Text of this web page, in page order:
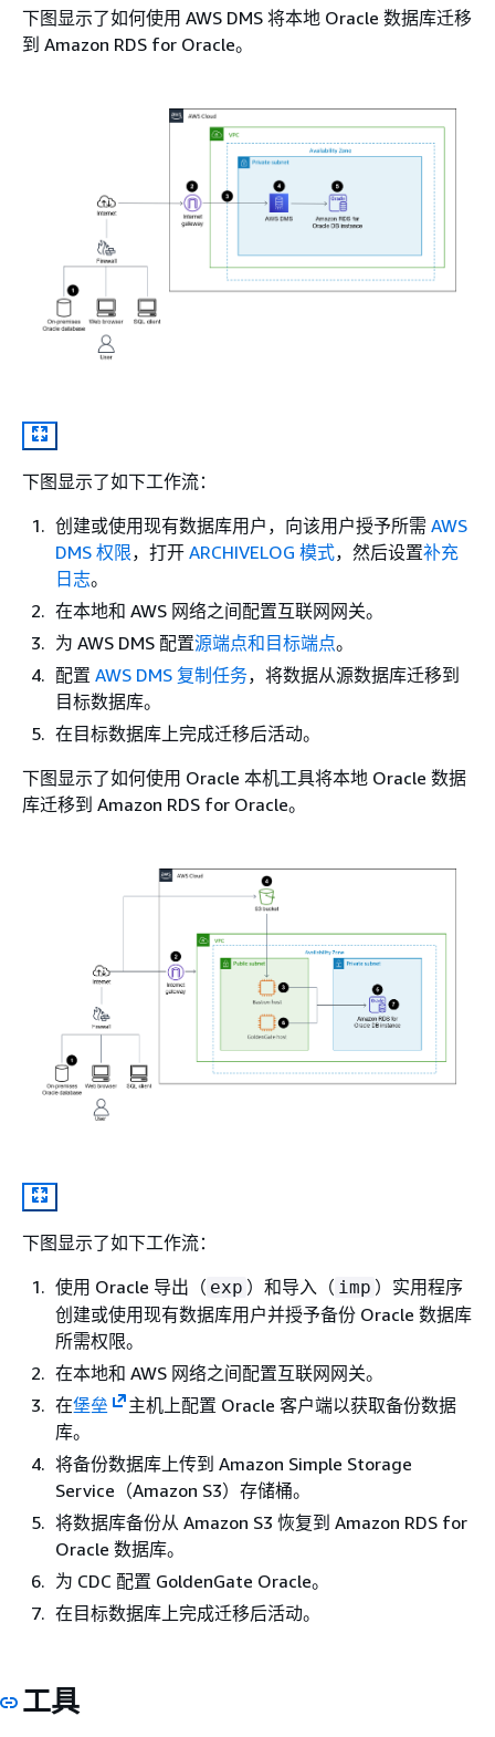
下图显示了如何使用 AWS DMS 将本地 Oracle 数据库迁移
到 Amazon RDS for Oracle。
下图显示了如下工作流：
创建或使用现有数据库用户，向该用户授予所需 AWS
DMS 权限，打开 ARCHIVELOG 模式，然后设置补充
日志。
在本地和 AWS 网络之间配置互联网网关。
为 AWS DMS 配置源端点和目标端点。
配置 AWS DMS 复制任务，将数据从源数据库迁移到
目标数据库。
在目标数据库上完成迁移后活动。
下图显示了如何使用 Oracle 本机工具将本地 Oracle 数据
库迁移到 Amazon RDS for Oracle。
下图显示了如下工作流：
使用 Oracle 导出（ exp ）和导入（ imp ）实用程序
创建或使用现有数据库用户并授予备份 Oracle 数据库
所需权限。
在本地和 AWS 网络之间配置互联网网关。
在堡垒
主机上配置 Oracle 客户端以获取备份数据
库。
将备份数据库上传到 Amazon Simple Storage
Service（Amazon S3）存储桶。
将数据库备份从 Amazon S3 恢复到 Amazon RDS for
Oracle 数据库。
为 CDC 配置 GoldenGate Oracle。
在目标数据库上完成迁移后活动。
工具